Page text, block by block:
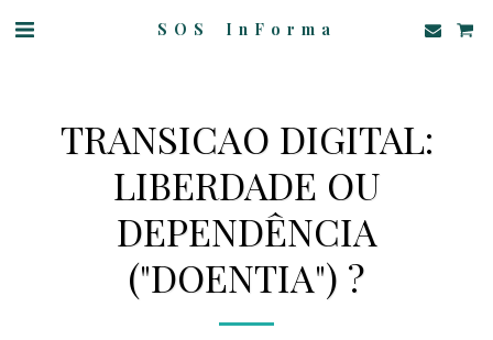
SOS InForma
TRANSICAO DIGITAL:
LIBERDADE OU
DEPENDÊNCIA
("DOENTIA") ?